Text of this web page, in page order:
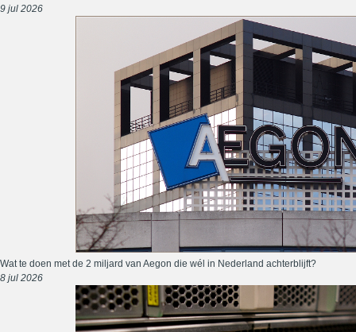
9 jul 2026
Wat te doen met de 2 miljard van Aegon die wél in Nederland achterblijft?
8 jul 2026